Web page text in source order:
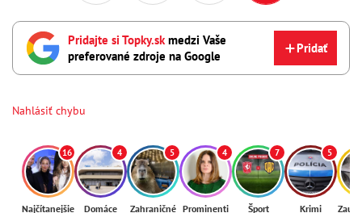
Pridajte si Topky.sk medzi Vaše
preferované zdroje na Google
Pridať
Nahlásiť chybu
16
Najčítanejšie
4
Domáce
5
Zahraničné
4
Prominenti
7
Šport
5
Krimi